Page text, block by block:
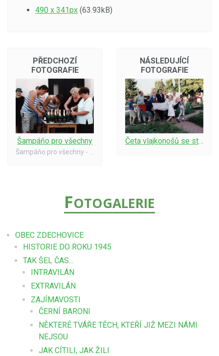
490 x 341px (63.93kB)
PŘEDCHOZÍ
FOTOGRAFIE
Šampáňo pro všechny
NÁSLEDUJÍCÍ
FOTOGRAFIE
Četa vlajkonošů se státní vlajkou
FOTOGALERIE
OBEC ZDECHOVICE
HISTORIE DO ROKU 1945
TAK ŠEL ČAS...
INTRAVILÁN
EXTRAVILÁN
ZAJÍMAVOSTI
ČERNÍ BARONI
NĚKTERÉ TVÁŘE TĚCH, KTEŘÍ JIŽ MEZI NÁMI
NEJSOU
JAK CÍTILI, JAK ŽILI